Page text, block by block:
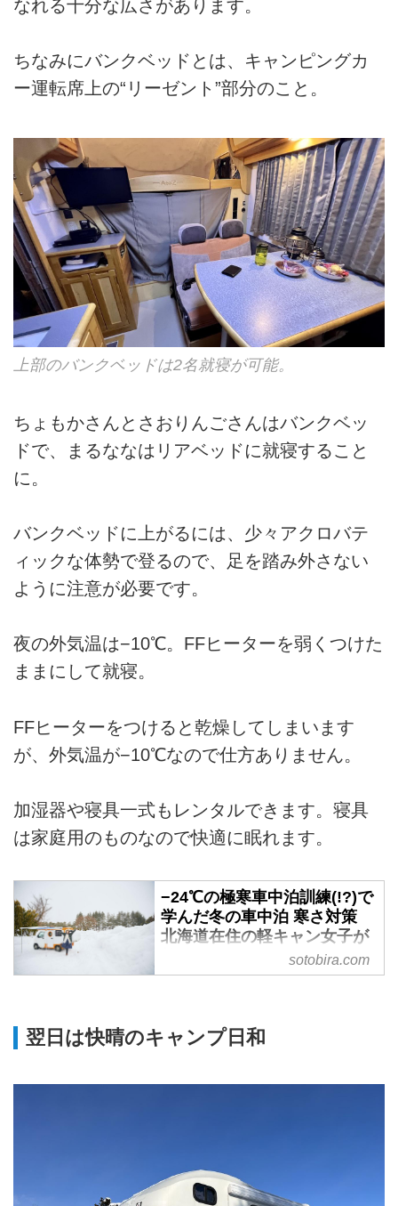
なれる十分な広さがあります。
ちなみにバンクベッドとは、キャンピングカ
ー運転席上の“リーゼント”部分のこと。
上部のバンクベッドは2名就寝が可能。
ちょもかさんとさおりんごさんはバンクベッ
ドで、まるななはリアベッドに就寝すること
に。
バンクベッドに上がるには、少々アクロバテ
ィックな体勢で登るので、足を踏み外さない
ように注意が必要です。
夜の外気温は−10℃。FFヒーターを弱くつけた
ままにして就寝。
FFヒーターをつけると乾燥してしまいます
が、外気温が−10℃なので仕方ありません。
加湿器や寝具一式もレンタルできます。寝具
は家庭用のものなので快適に眠れます。
−24℃の極寒車中泊訓練(!?)で
学んだ冬の車中泊 寒さ対策
北海道在住の軽キャン女子が
教えます！ - SOTOBIRA
在住の車中泊女子・まるななさん
が紹介。冷気の遮断方法、電気の
sotobira.com
翌日は快晴のキャンプ日和